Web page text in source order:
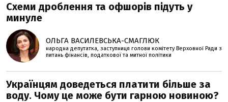
Схеми дроблення та офшорів підуть у
минуле
ОЛЬГА ВАСИЛЕВСЬКА-СМАГЛЮК
народна депутатка, заступниця голови комітету Верховної Ради з
питань фінансів, податкової та митної політики
Українцям доведеться платити більше за
воду. Чому це може бути гарною новиною?